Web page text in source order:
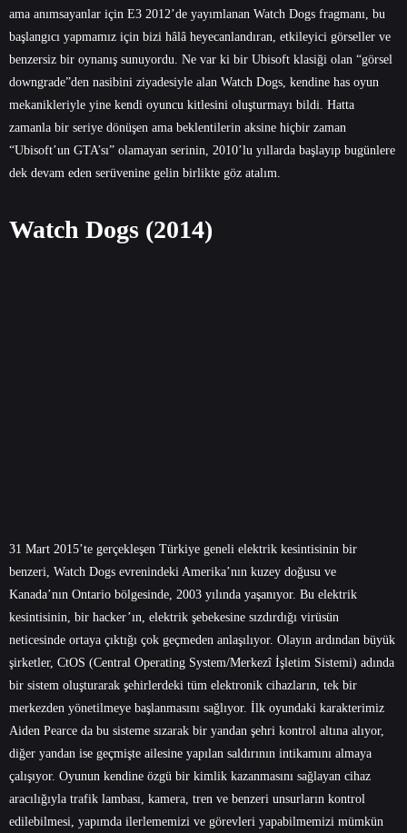
ama anımsayanlar için E3 2012’de yayımlanan Watch Dogs fragmanı, bu
başlangıcı yapmamız için bizi hâlâ heyecanlandıran, etkileyici görseller ve
benzersiz bir oynanış sunuyordu. Ne var ki bir Ubisoft klasiği olan “görsel
downgrade”den nasibini ziyadesiyle alan Watch Dogs, kendine has oyun
mekanikleriyle yine kendi oyuncu kitlesini oluşturmayı bildi. Hatta
zamanla bir seriye dönüşen ama beklentilerin aksine hiçbir zaman
“Ubisoft’un GTA’sı” olamayan serinin, 2010’lu yıllarda başlayıp bugünlere
dek devam eden serüvenine gelin birlikte göz atalım.
Watch Dogs (2014)
31 Mart 2015’te gerçekleşen Türkiye geneli elektrik kesintisinin bir
benzeri, Watch Dogs evrenindeki Amerika’nın kuzey doğusu ve
Kanada’nın Ontario bölgesinde, 2003 yılında yaşanıyor. Bu elektrik
kesintisinin, bir hacker’ın, elektrik şebekesine sızdırdığı virüsün
neticesinde ortaya çıktığı çok geçmeden anlaşılıyor. Olayın ardından büyük
şirketler, CtOS (Central Operating System/Merkezî İşletim Sistemi) adında
bir sistem oluşturarak şehirlerdeki tüm elektronik cihazların, tek bir
merkezden yönetilmeye başlanmasını sağlıyor. İlk oyundaki karakterimiz
Aiden Pearce da bu sisteme sızarak bir yandan şehri kontrol altına alıyor,
diğer yandan ise geçmişte ailesine yapılan saldırının intikamını almaya
çalışıyor. Oyunun kendine özgü bir kimlik kazanmasını sağlayan cihaz
aracılığıyla trafik lambası, kamera, tren ve benzeri unsurların kontrol
edilebilmesi, yapımda ilerlememizi ve görevleri yapabilmemizi mümkün